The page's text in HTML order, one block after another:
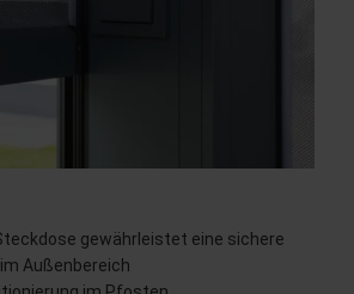
gewährleistet eine sichere
Außenbereich